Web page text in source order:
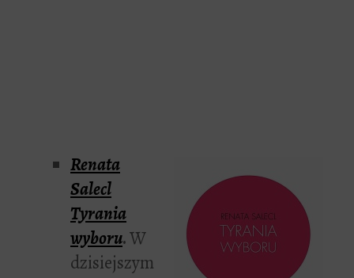
Renata
Salecl
Tyrania
wyboru.W
dzisiejszym